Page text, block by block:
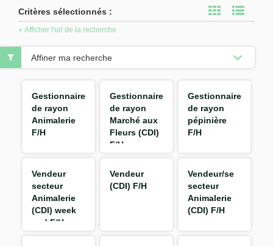
Critères sélectionnés :
» Afficher l'url de la recherche
Gestionnaire
de rayon
Animalerie
F/H
Gestionnaire
de rayon
Marché aux
Fleurs (CDI)
F/H
Gestionnaire
de rayon
pépinière
F/H
Vendeur
secteur
Animalerie
(CDI) week
end F/H
Vendeur
(CDI) F/H
Vendeur/se
secteur
Animalerie
(CDI) F/H
Affiner ma recherche